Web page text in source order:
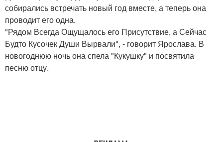
собирались встречать новый год вместе, а теперь она
проводит его одна.
"Рядом Всегда Ощущалось его Присутствие, а Сейчас
Будто Кусочек Души Вырвали", - говорит Ярослава. В
новогоднюю ночь она спела "Кукушку" и посвятила
песню отцу.